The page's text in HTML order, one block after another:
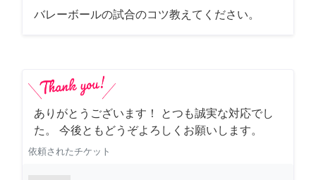
バレーボールの試合のコツ教えてください。
ありがとうございます！ とつも誠実な対応でし
た。 今後ともどうぞよろしくお願いします。
依頼されたチケット